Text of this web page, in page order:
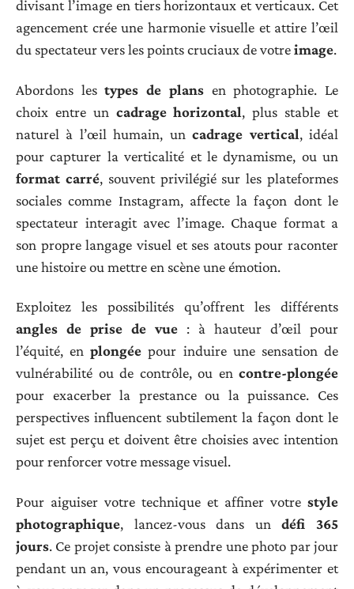
divisant l’image en tiers horizontaux et verticaux. Cet
agencement crée une harmonie visuelle et attire l’œil
du spectateur vers les points cruciaux de votreimage.
Abordons lestypes de plansen photographie. Le
choix entre un cadrage horizontal, plus stable et
naturel à l’œil humain, uncadrage vertical, idéal
pour capturer la verticalité et le dynamisme, ou un
format carré, souvent privilégié sur les plateformes
sociales comme Instagram, affecte la façon dont le
spectateur interagit avec l’image. Chaque format a
son propre langage visuel et ses atouts pour raconter
une histoire ou mettre en scène une émotion.
Exploitez les possibilités qu’offrent les différents
angles de prise de vue : à hauteur d’œil pour
l’équité, enplongée pour induire une sensation de
vulnérabilité ou de contrôle, ou en contre-plongée
pour exacerber la prestance ou la puissance. Ces
perspectives influencent subtilement la façon dont le
sujet est perçu et doivent être choisies avec intention
pour renforcer votre message visuel.
Pour aiguiser votre technique et affiner votre style
photographique, lancez-vous dans undéfi 365
jours. Ce projet consiste à prendre une photo par jour
pendant un an, vous encourageant à expérimenter et